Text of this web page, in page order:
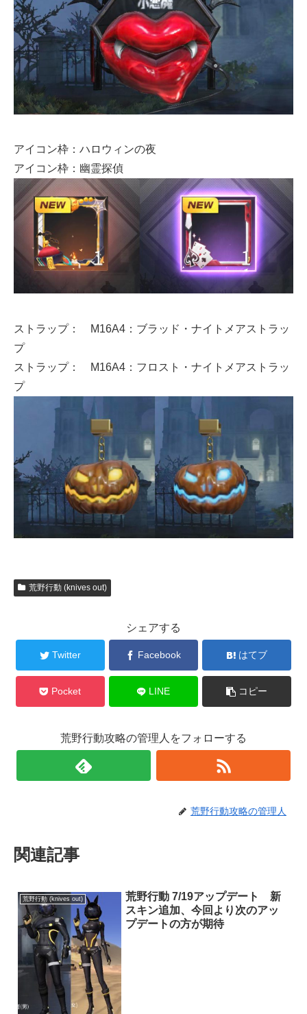
アイコン枠：ハロウィンの夜
アイコン枠：幽霊探偵
ストラップ： M16A4：ブラッド・ナイトメアストラッ
プ
ストラップ： M16A4：フロスト・ナイトメアストラッ
プ
荒野行動 (knives out)
シェアする
Twitter Facebook はてブ
Pocket LINE コピー
荒野行動攻略の管理人をフォローする
荒野行動攻略の管理人
関連記事
荒野行動 (knives out)
荒野行動 7/19アップデート 新
スキン追加、今回より次のアッ
プデートの方が期待